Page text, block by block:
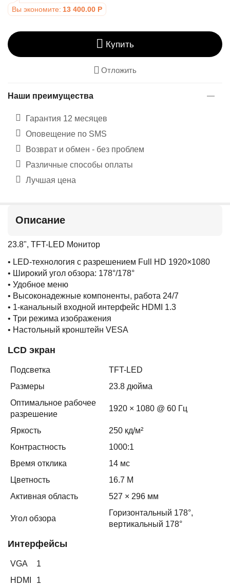
Вы экономите: 13 400.00 Р
Купить
Отложить
Наши преимущества
Гарантия 12 месяцев
Оповещение по SMS
Возврат и обмен - без проблем
Различные способы оплаты
Лучшая цена
Описание
23.8", TFT-LED Монитор
• LED-технология с разрешением Full HD 1920×1080
• Широкий угол обзора: 178°/178°
• Удобное меню
• Высоконадежные компоненты, работа 24/7
• 1-канальный входной интерфейс HDMI 1.3
• Три режима изображения
• Настольный кронштейн VESA
LCD экран
Подсветка
TFT-LED
Размеры
23.8 дюйма
Оптимальное рабочее
разрешение
1920 × 1080 @ 60 Гц
Яркость
250 кд/м²
Контрастность
1000:1
Время отклика
14 мс
Цветность
16.7 M
Активная область
527 × 296 мм
Угол обзора
Горизонтальный 178°,
вертикальный 178°
Интерфейсы
VGA
1
HDMI
1